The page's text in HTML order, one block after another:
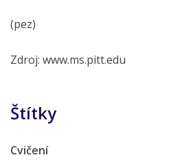
(pez)
Zdroj: www.ms.pitt.edu
Štítky
Cvičení